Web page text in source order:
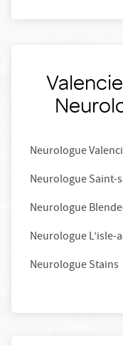
Neurologue
Neurologue Saint-
Neurologue
Neurologue L’isle-
Neurologue Stains